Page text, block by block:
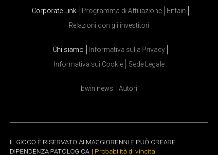
Corporate Link Programma di Affiliazione
Entain
Relazioni con gli investitori
Chi siamo
Informativa sulla Privacy
Informativa sui Cookie
Sede Legale
bwin news Autori
IL GIOCO È RISERVATO AI MAGGIORENNI E PUÒ CREARE
DIPENDENZA PATOLOGICA. | Probabilità di vincita